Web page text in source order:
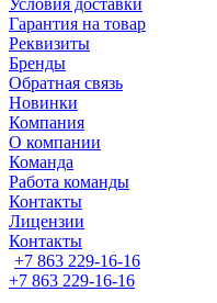
Условия доставки
Гарантия на товар
Реквизиты
Бренды
Обратная связь
Новинки
Компания
О компании
Команда
Работа команды
Контакты
Лицензии
Контакты
+7 863 229-16-16
+7 863 229-16-16